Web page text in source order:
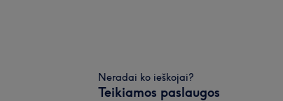
Neradai ko ieškojai?
Teikiamos paslaugos